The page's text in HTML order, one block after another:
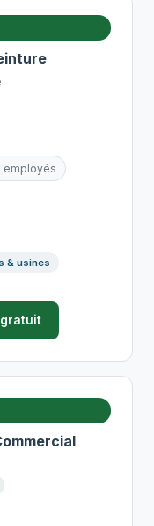
employés
& usines
gratuit